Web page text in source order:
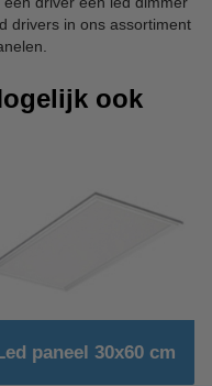
drivers in ons assortiment
ook
paneel 30x60 cm